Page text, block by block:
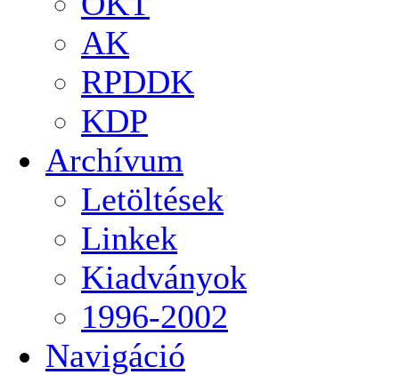
AK
RPDDK
KDP
Archívum
Letöltések
Linkek
Kiadványok
1996-2002
Navigáció